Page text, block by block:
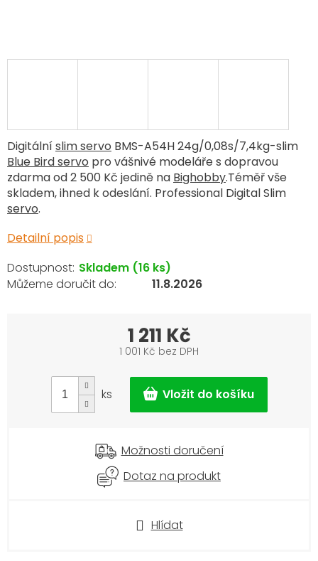
Digitálníslim servo BMS-A54H 24g/0,08s/7,4kg-slim
Blue Bird servo pro vášnivé modeláře s dopravou
zdarma od 2 500 Kč jedině na Bighobby.Téměř vše
skladem, ihned k odeslání. Professional Digital Slim
servo.
Detailní popis
Hlídat
Skladem (16 ks)
11.8.2026
1 211 Kč
1 001 Kč bez DPH
cena:
ks
Možnosti doručení
Dotaz na produkt